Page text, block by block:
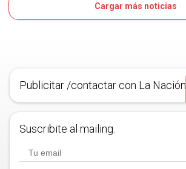
Cargar más noticias
Publicitar /contactar con La Nación
Suscribite al mailing.